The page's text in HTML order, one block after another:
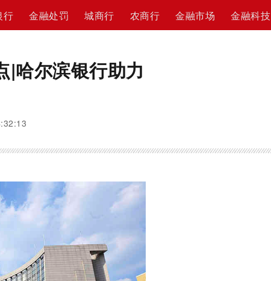
行 金融处罚 城商行 农商行 金融市场 金融科技
|哈尔滨银行助力